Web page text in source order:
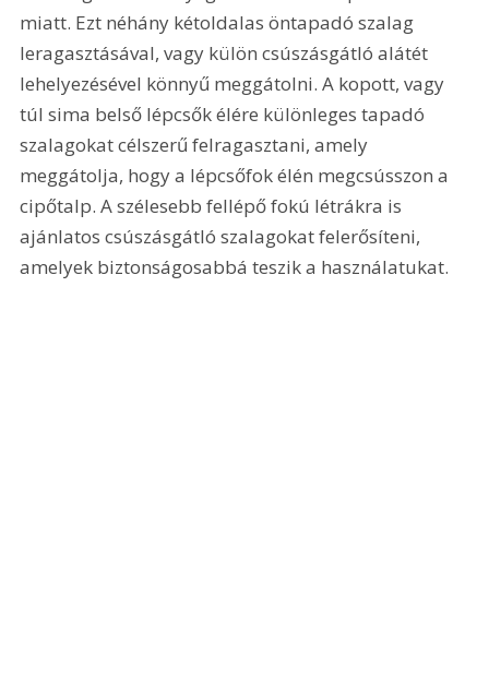
miatt. Ezt néhány kétoldalas öntapadó szalag
leragasztásával, vagy külön csúszásgátló alátét
lehelyezésével könnyű meggátolni. A kopott, vagy
túl sima belső lépcsők élére különleges tapadó
szalagokat célszerű felragasztani, amely
meggátolja, hogy a lépcsőfok élén megcsússzon a
cipőtalp. A szélesebb fellépő fokú létrákra is
ajánlatos csúszásgátló szalagokat felerősíteni,
amelyek biztonságosabbá teszik a használatukat.